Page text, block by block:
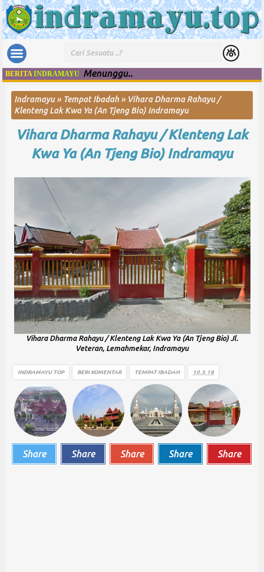
BERITA INDRAMAYU Menunggu..
Indramayu» Tempat Ibadah » Vihara Dharma Rahayu /
Klenteng Lak Kwa Ya (An Tjeng Bio) Indramayu
Vihara Dharma Rahayu / Klenteng Lak
Kwa Ya (An Tjeng Bio) Indramayu
Vihara Dharma Rahayu / Klenteng Lak Kwa Ya (An Tjeng Bio) Jl.
Veteran, Lemahmekar, Indramayu
INDRAMAYU TOP BERI KOMENTAR TEMPAT IBADAH 10.3.18
Share Share Share Share Share